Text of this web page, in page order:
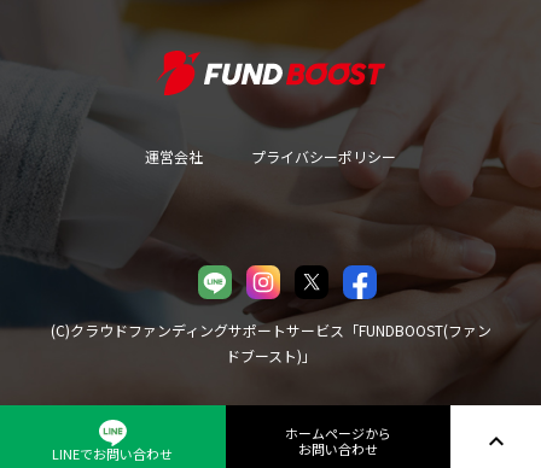
運営会社 プライバシーポリシー
(C)クラウドファンディングサポートサービス「FUNDBOOST(ファン
ドブースト)」
LINEでお問い合わせ
ホームページから
お問い合わせ
expand_less